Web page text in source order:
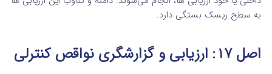
به سطح ریسک بستگی دارد.
اصل ۱۷: ارزیابی و گزارشگری نواقص کنترلی